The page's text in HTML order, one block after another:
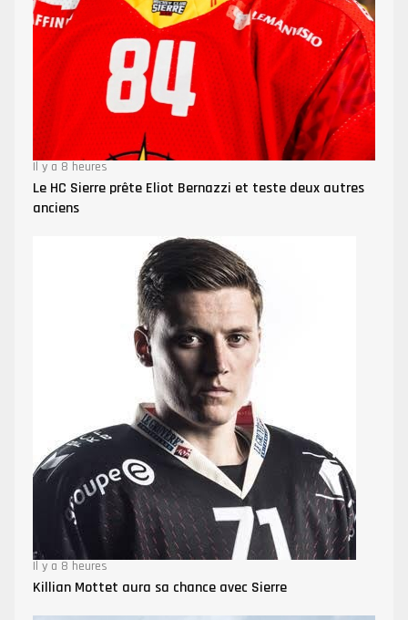
Il y a 8 heures
Le HC Sierre prête Eliot Bernazzi et teste deux autres
anciens
Il y a 8 heures
Killian Mottet aura sa chance avec Sierre